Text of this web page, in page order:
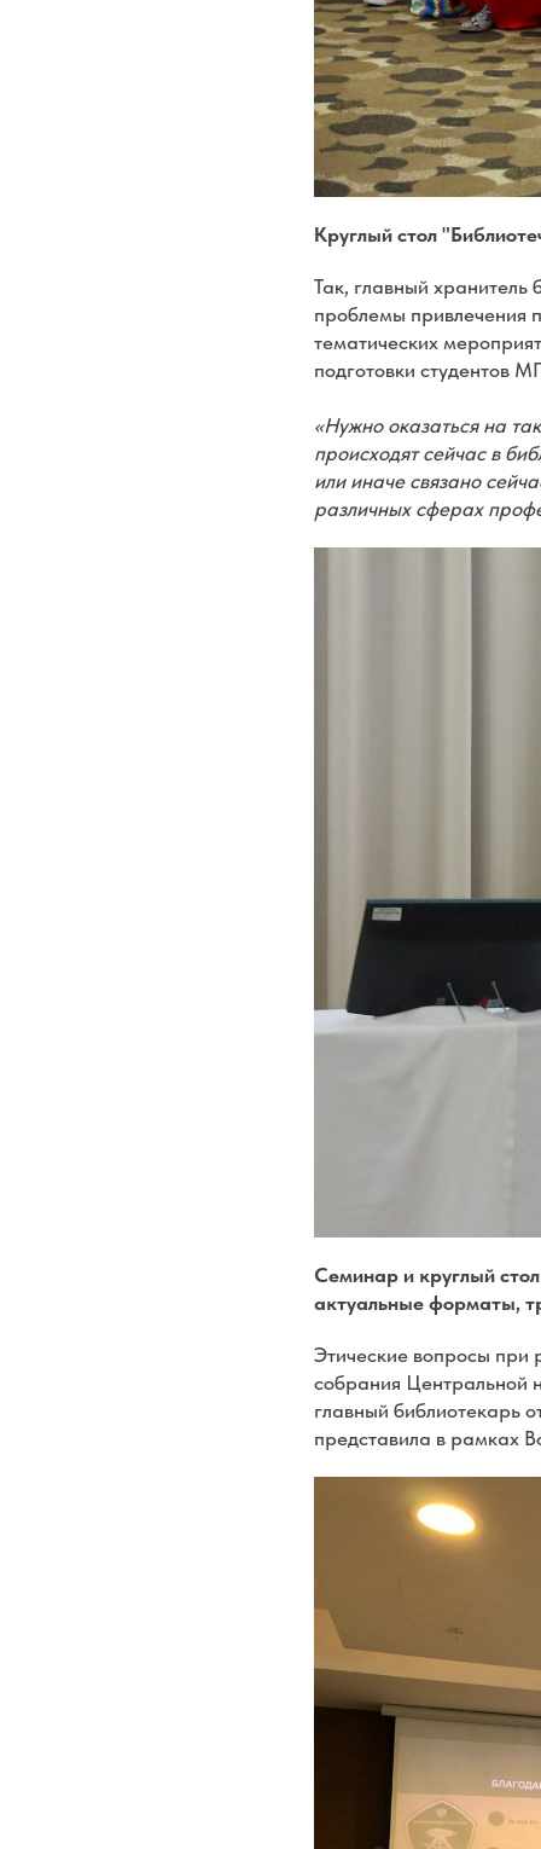
Круглый стол
Так, главный
проблемы привлечения
тематических
подготовки студентов
«Нужно оказаться на
происходят сейчас в
или иначе связано
различных сферах
Семинар и круглый
актуальные форматы,
Этические вопросы при
собрания Центральной
главный библиотекарь
представила в рамках